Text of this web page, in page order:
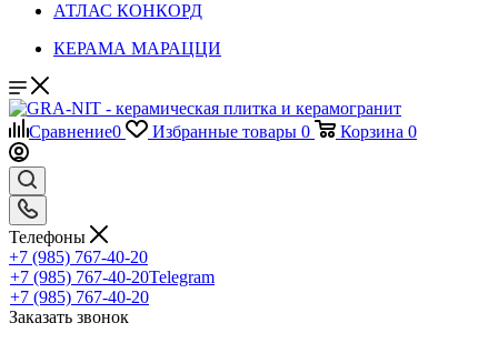
АТЛАС КОНКОРД
КЕРАМА МАРАЦЦИ
Сравнение0 Избранные товары 0 Корзина 0
Телефоны
+7 (985) 767-40-20
+7 (985) 767-40-20Telegram
+7 (985) 767-40-20
Заказать звонок